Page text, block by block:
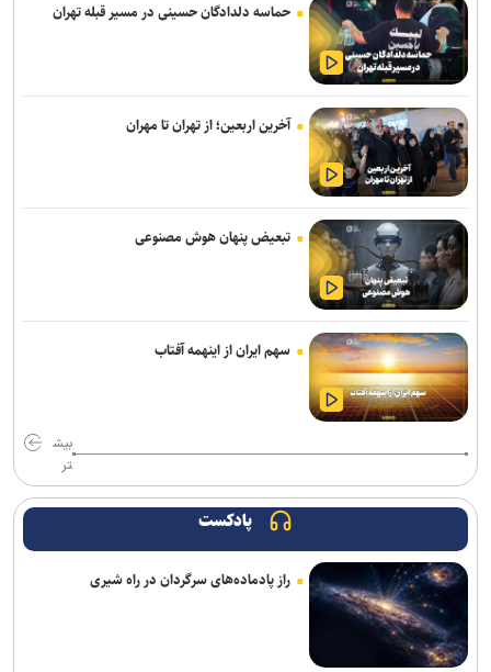
ترسیم نقشه راه واگذاری اراضی در شهرک‌های صنعتی تهران/ ۳۸ لکه
صنعتی غیرمجاز فاقد حمایت قانونی هستند
تردد روان در محور‌های شمالی کشور/ محور بندرعباس–لار مسدود است
تداوم رگبار و رعدوبرق در ارتفاعات شمال‌غرب و البرز/ وزش باد شدید و
گردوخاک در نقاط مختلف کشور
وزیر نیرو: مصرف برق از روند خطی به رشد شتابان رسیده است/ ۱۵۰
میلیارد مترمکعب بدهی آبی داریم
تأکید معاون مهندسی سازمان بنادر بر تسریع در تکمیل پروژه‌های عمرانی
بندر امیرآباد
وزیر راه و شهرسازی: رسانه‌ها در صیانت از حقیقت و انسجام ملی نقشی
بی‌بدیل دارند
مدنی‌زاده: رسانه‌های مسئول، سرمایه‌ای ارزشمند برای حکمرانی اقتصادی
خبرنگاران دیده‌بانان آگاه جامعه هستند
همتی: رسانه‌ها، رکن اعتمادآفرین در نظام اقتصادی کشور
ثبت رکورد ۱۰ هزار جایگزینی موفق/ بهینه‌سازی انرژی با مشارکت همگانی
حماسه دلدادگان حسینی در مسیر قبله تهران
آخرین اربعین؛ از تهران تا مهران
تبعیض پنهان هوش مصنوعی
سهم ایران از اینهمه آفتاب
بیش
تر
پادکست
راز پادماده‌های سرگردان در راه شیری